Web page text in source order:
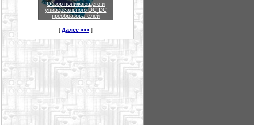
Обзор понижающего и
универсального DC-DC
преобразователей
[ Далее »»» ]